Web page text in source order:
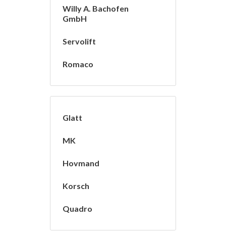
Willy A. Bachofen
GmbH
Servolift
Romaco
Glatt
MK
Hovmand
Korsch
Quadro